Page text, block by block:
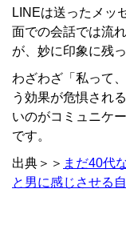
LINEは送ったメッ
面での会話では流
が、妙に印象に残
わざわざ「私って
う効果が危惧され
いのがコミュニケ
です。
出典＞＞ まだ40代
と男に感じさせる